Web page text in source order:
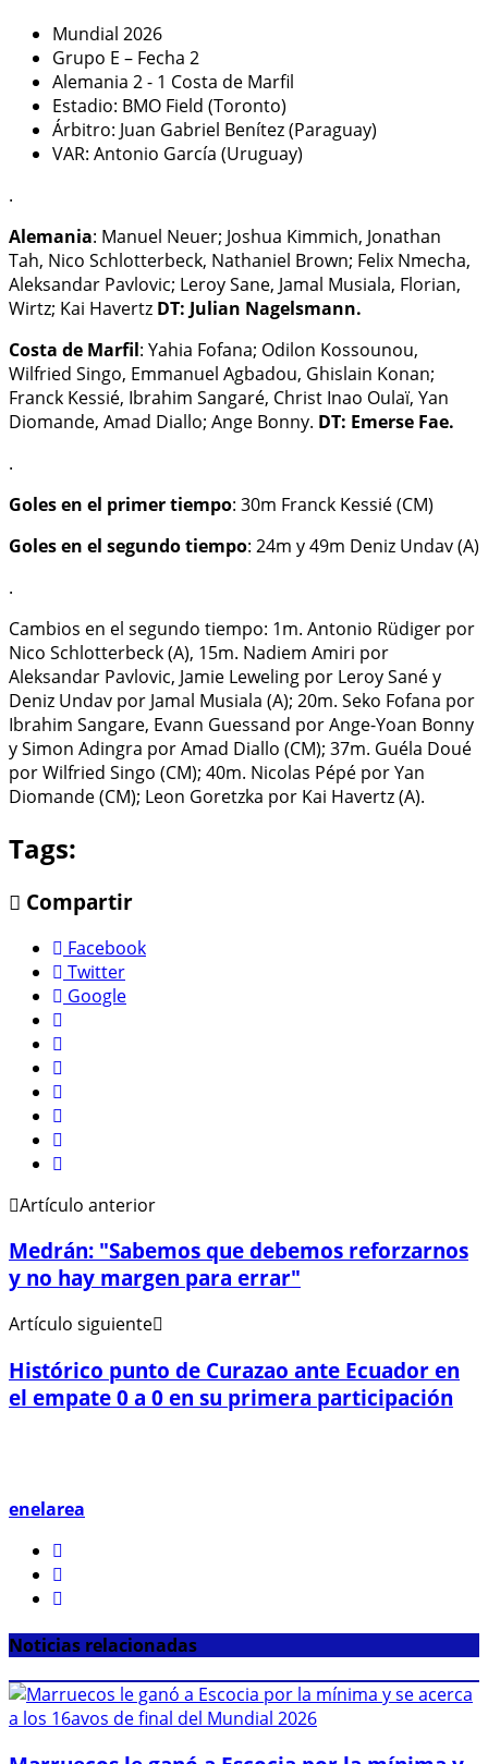
Mundial 2026
Grupo E – Fecha 2
Alemania 2 - 1 Costa de Marfil
Estadio: BMO Field (Toronto)
Árbitro: Juan Gabriel Benítez (Paraguay)
VAR: Antonio García (Uruguay)
.
Alemania: Manuel Neuer; Joshua Kimmich, Jonathan
Tah, Nico Schlotterbeck, Nathaniel Brown; Felix Nmecha,
Aleksandar Pavlovic; Leroy Sane, Jamal Musiala, Florian,
Wirtz; Kai Havertz DT: Julian Nagelsmann.
Costa de Marfil: Yahia Fofana; Odilon Kossounou,
Wilfried Singo, Emmanuel Agbadou, Ghislain Konan;
Franck Kessié, Ibrahim Sangaré, Christ Inao Oulaï, Yan
Diomande, Amad Diallo; Ange Bonny. DT: Emerse Fae.
.
Goles en el primer tiempo: 30m Franck Kessié (CM)
Goles en el segundo tiempo: 24m y 49m Deniz Undav (A)
.
Cambios en el segundo tiempo: 1m. Antonio Rüdiger por
Nico Schlotterbeck (A), 15m. Nadiem Amiri por
Aleksandar Pavlovic, Jamie Leweling por Leroy Sané y
Deniz Undav por Jamal Musiala (A); 20m. Seko Fofana por
Ibrahim Sangare, Evann Guessand por Ange-Yoan Bonny
y Simon Adingra por Amad Diallo (CM); 37m. Guéla Doué
por Wilfried Singo (CM); 40m. Nicolas Pépé por Yan
Diomande (CM); Leon Goretzka por Kai Havertz (A).
Tags:
Compartir
Facebook
Twitter
Google
Artículo anterior
Medrán: "Sabemos que debemos reforzarnos
y no hay margen para errar"
Artículo siguiente
Histórico punto de Curazao ante Ecuador en
el empate 0 a 0 en su primera participación
enelarea
Noticias relacionadas